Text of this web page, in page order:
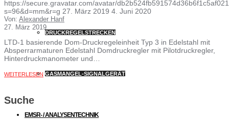
DRUCKREGELSTRECKEN
GASMANGEL-SIGNALGERÄT
EMSR- / ANALYSENTECHNIK
https://secure.gravatar.com/avatar/
s=96&d=mm&r=g 27. März 2019 4. Juni 2020
Von: Alexander Hanf
27. März 2019
LTD-1 basierende Dom-Druckregeleinheit Typ 3 in Edelstahl mit
Absperrarmaturen Edelstahl Domdruckregler mit Pilotdruckregler,
Hinterdruckmanometer und…
WEITERLESEN
Suche